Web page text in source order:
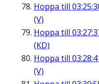
Hoppa till
(V)
Hoppa till
(KD)
Hoppa till
(V)